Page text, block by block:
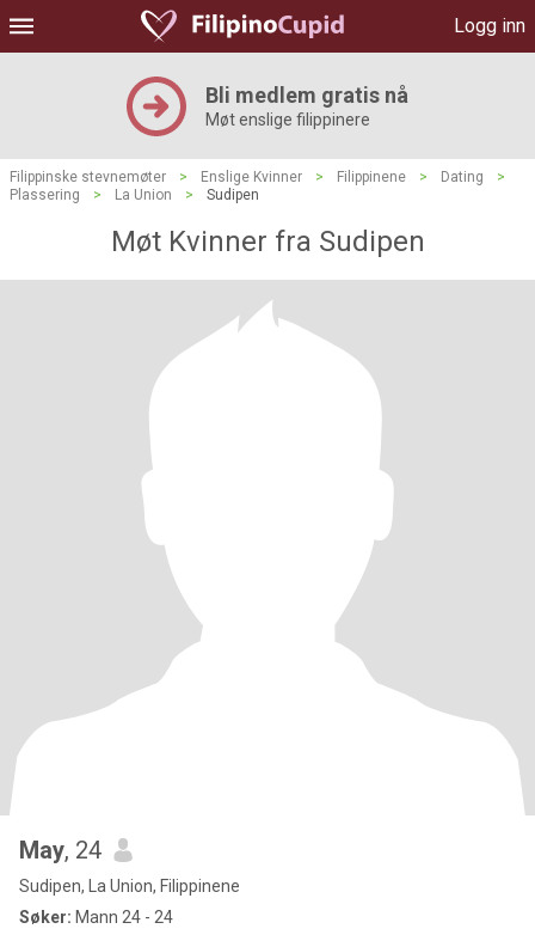
Logg inn
Bli medlem gratis nå
Møt enslige filippinere
Filippinske stevnemøter > Enslige Kvinner > Filippinene > Dating
>
Plassering
> La Union > Sudipen
Møt Kvinner fra Sudipen
May, 24
Sudipen, La Union, Filippinene
Søker: Mann 24 - 24